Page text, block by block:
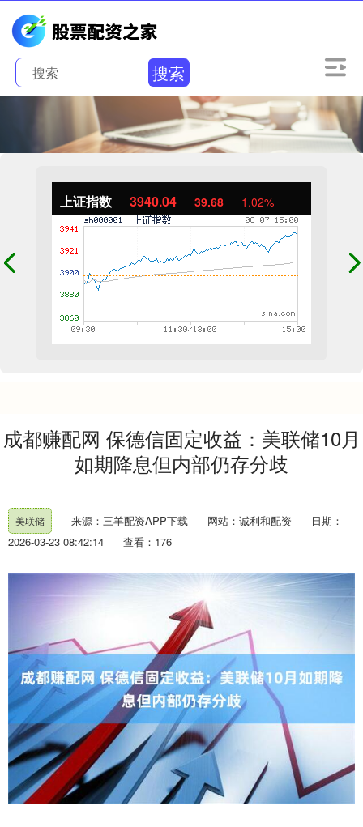
搜索
上证指数 3940.04 39.68 1.02%
成都赚配网 保德信固定收益：美联储10月
如期降息但内部仍存分歧
美联储 来源：三羊配资APP下载 网站：诚利和配资
日期：
2026-03-23 08:42:14
查看：176